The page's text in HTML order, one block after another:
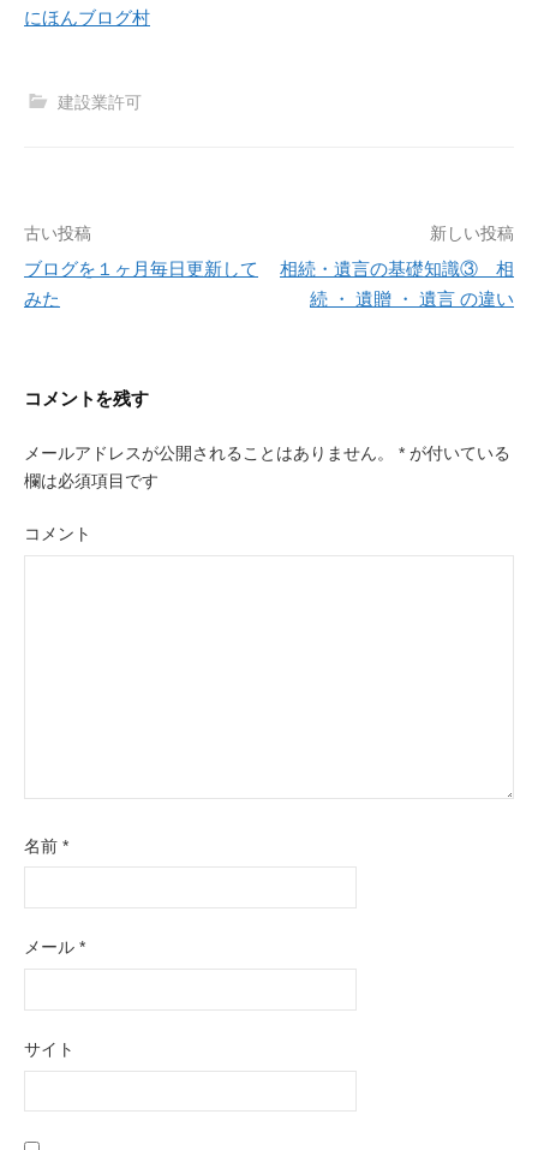
にほんブログ村
建設業許可
投
稿
ナ
ゲ
シ
ョ
ン
古い投稿
ブログを１ヶ月毎日更新して
みた
新しい投稿
相続・遺言の基礎知識③ 相
続 ・ 遺贈 ・ 遺言 の違い
コメントを残す
メールアドレスが公開されることはありません。 * が付いている
欄は必須項目です
コメント
名前 *
メール *
サイト